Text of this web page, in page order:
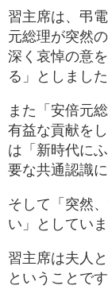
習主席は、弔
元総理が突然
深く哀悼の意
る」としました
また「安倍元
有益な貢献を
は「新時代に
要な共通認識
そして「突然
い」としていま
習主席は夫人
ということです